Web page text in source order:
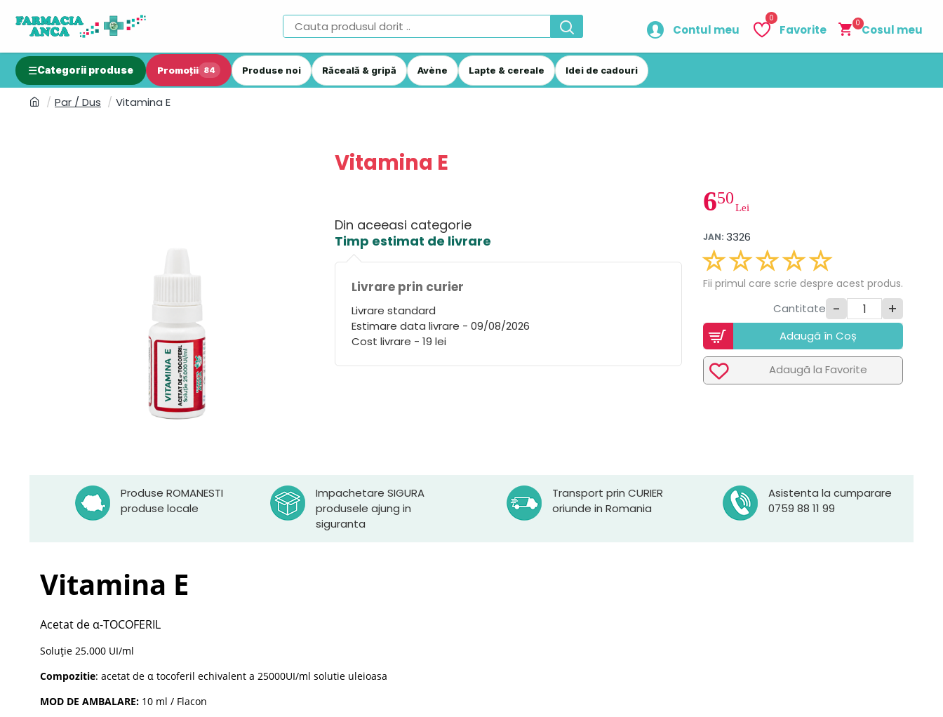
Contul meu Favorite
0
Cosul meu
0
Categorii produse Promoții 84 Produse noi Răceală & gripă Avène Lapte & cereale Idei de cadouri
Par / Dus Vitamina E
Vitamina E
Din aceeasi categorie
Timp estimat de livrare
Livrare prin curier
Livrare standard
Estimare data livrare - 09/08/2026
Cost livrare - 19 lei
650
Lei
JAN: 3326
Fii primul care scrie despre acest produs.
Cantitate - +
Adaugã în Coș
Adaugã la Favorite
Produse ROMANESTI
produse locale
Impachetare SIGURA
produsele ajung in
siguranta
Transport prin CURIER
oriunde in Romania
Asistenta la cumparare
0759 88 11 99
Vitamina E
Acetat de α-TOCOFERIL
Soluție 25.000 UI/ml
Compozitie: acetat de α tocoferil echivalent a 25000UI/ml solutie uleioasa
MOD DE AMBALARE: 10 ml / Flacon